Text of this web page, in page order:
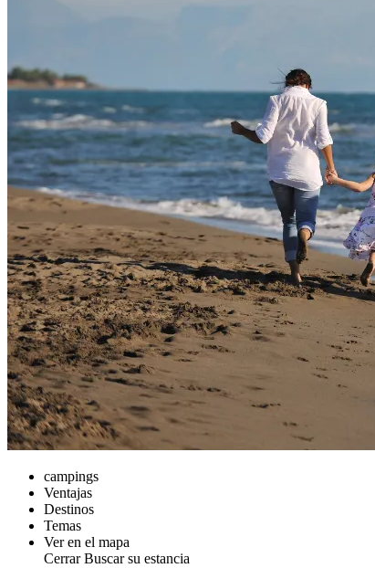
campings
Ventajas
Destinos
Temas
Ver en el mapa
Cerrar Buscar su estancia